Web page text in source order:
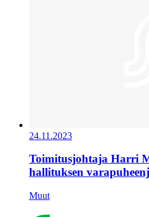
24.11.2023
Toimitusjohtaja Harri
hallituksen
Muut